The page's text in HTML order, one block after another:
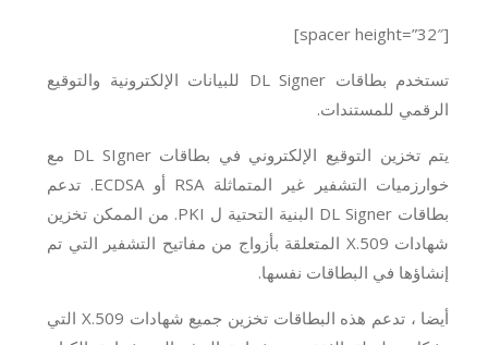
[spacer height=”32″]
تستخدم بطاقات DL Signer للبيانات الإلكترونية والتوقيع
الرقمي للمستندات.
يتم تخزين التوقيع الإلكتروني في بطاقات DL SIgner مع
خوارزميات التشفير غير المتماثلة RSA أو ECDSA. تدعم
بطاقات DL Signer البنية التحتية ل PKI. من الممكن تخزين
شهادات X.509 المتعلقة بأزواج من مفاتيح التشفير التي تم
إنشاؤها في البطاقات نفسها.
أيضا ، تدعم هذه البطاقات تخزين جميع شهادات X.509 التي